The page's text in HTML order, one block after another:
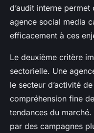
d’audit interne
agence social media
efficacement à ces
Le deuxième critère
sectorielle. Une
le secteur d’activité
compréhension fine
tendances du
par des campagnes